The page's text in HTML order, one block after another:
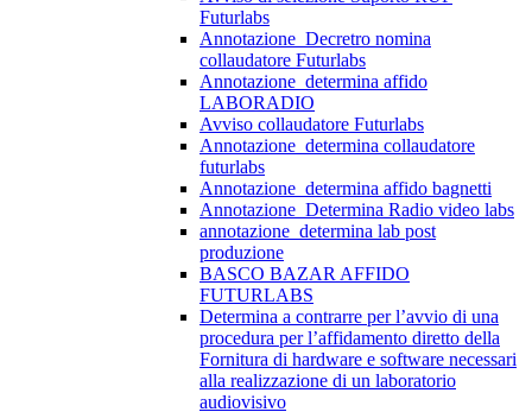
Futurlabs
Annotazione_Decretro nomina
collaudatore Futurlabs
Annotazione_determina affido
LABORADIO
Avviso collaudatore Futurlabs
Annotazione_determina collaudatore
futurlabs
Annotazione_determina affido bagnetti
Annotazione_Determina Radio video labs
annotazione_determina lab post
produzione
BASCO BAZAR AFFIDO
FUTURLABS
Determina a contrarre per l’avvio di una
procedura per l’affidamento diretto della
Fornitura di hardware e software necessari
alla realizzazione di un laboratorio
audiovisivo